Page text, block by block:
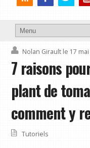
Nolan Girault le 17
7 raisons
plant de
comment y
Tutoriels